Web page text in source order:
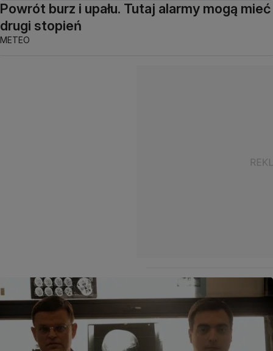
Powrót burz i upału. Tutaj alarmy mogą mieć
drugi stopień
METEO